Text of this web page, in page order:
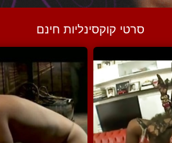
סרטי קוקסינליות חינם